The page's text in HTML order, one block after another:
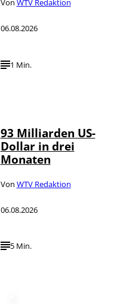
Von WTV Redaktion
06.08.2026
1 Min.
93 Milliarden US-
Dollar in drei
Monaten
Von WTV Redaktion
06.08.2026
5 Min.